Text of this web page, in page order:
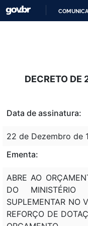
DECRETO DE
Data de assinatura:
22 de Dezembro de
Ementa:
ABRE AO
DO MINISTÉRIO
SUPLEMENTAR NO
REFORÇO DE